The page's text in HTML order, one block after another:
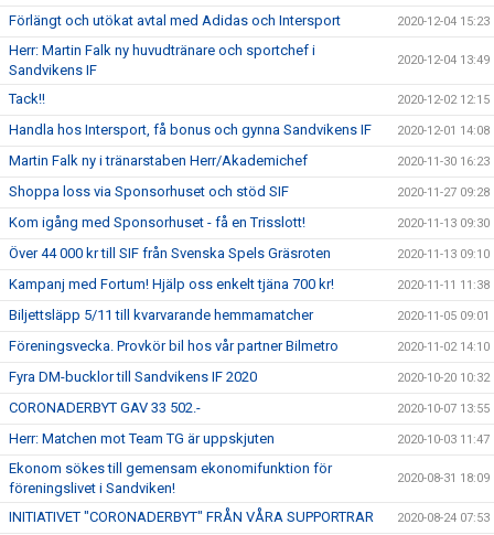
Förlängt och utökat avtal med Adidas och Intersport 2020-12-04 15:23
Herr: Martin Falk ny huvudtränare och sportchef i
Sandvikens IF
2020-12-04 13:49
Tack!! 2020-12-02 12:15
Handla hos Intersport, få bonus och gynna Sandvikens IF 2020-12-01 14:08
Martin Falk ny i tränarstaben Herr/Akademichef 2020-11-30 16:23
Shoppa loss via Sponsorhuset och stöd SIF 2020-11-27 09:28
Kom igång med Sponsorhuset - få en Trisslott! 2020-11-13 09:30
Över 44 000 kr till SIF från Svenska Spels Gräsroten 2020-11-13 09:10
Kampanj med Fortum! Hjälp oss enkelt tjäna 700 kr! 2020-11-11 11:38
Biljettsläpp 5/11 till kvarvarande hemmamatcher 2020-11-05 09:01
Föreningsvecka. Provkör bil hos vår partner Bilmetro 2020-11-02 14:10
Fyra DM-bucklor till Sandvikens IF 2020 2020-10-20 10:32
CORONADERBYT GAV 33 502.- 2020-10-07 13:55
Herr: Matchen mot Team TG är uppskjuten 2020-10-03 11:47
Ekonom sökes till gemensam ekonomifunktion för
föreningslivet i Sandviken!
2020-08-31 18:09
INITIATIVET "CORONADERBYT" FRÅN VÅRA SUPPORTRAR 2020-08-24 07:53